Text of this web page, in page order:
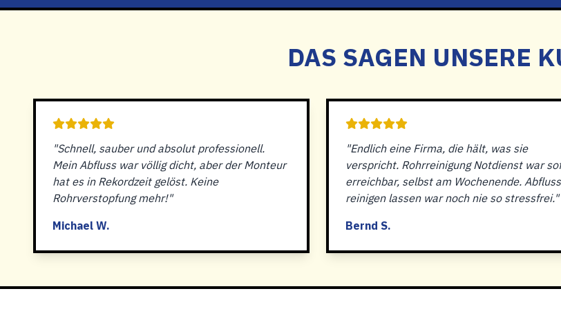
DAS SAGEN UNSERE
"Schnell, sauber und absolut professionell.
Mein Abfluss war völlig dicht, aber der Monteur
hat es in Rekordzeit gelöst. Keine
Rohrverstopfung mehr!"
Michael W.
"Endlich eine Firma, die hält, was sie
verspricht. Rohrreinigung Notdienst war
erreichbar, selbst am Wochenende. Abfluss
reinigen lassen war noch nie so stressfrei."
Bernd S.